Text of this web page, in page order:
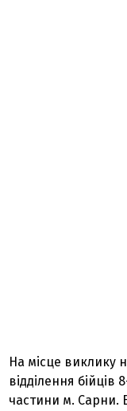
На місце виклику
відділення
частини м. Сарни.